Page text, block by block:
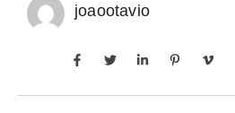
joaootavio